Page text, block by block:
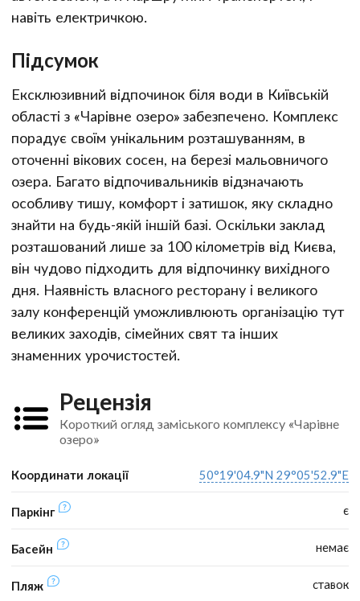
навіть електричкою.
Підсумок
Ексклюзивний відпочинок біля води в Київській
області з «Чарівне озеро» забезпечено. Комплекс
порадує своїм унікальним розташуванням, в
оточенні вікових сосен, на березі мальовничого
озера. Багато відпочивальників відзначають
особливу тишу, комфорт і затишок, яку складно
знайти на будь-якій іншій базі. Оскільки заклад
розташований лише за 100 кілометрів від Києва,
він чудово підходить для відпочинку вихідного
дня. Наявність власного ресторану і великого
залу конференцій уможливлюють організацію тут
великих заходів, сімейних свят та інших
знаменних урочистостей.
Рецензія
Короткий огляд заміського комплексу «Чарівне
озеро»
Координати локації 50°19'04.9"N 29°05'52.9"E
Паркінг є
Басейн немає
Пляж ставок